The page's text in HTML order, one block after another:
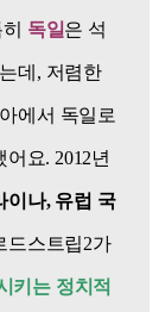
독일은 석
데, 저렴한
에서 독일로
어요. 2012년
이나, 유럽 국
드스트립2가
키는 정치적